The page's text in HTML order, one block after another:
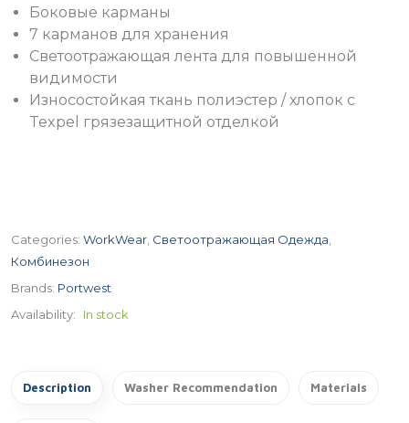
Боковые карманы
7 карманов для хранения
Светоотражающая лента для повышенной
видимости
Износостойкая ткань полиэстер / хлопок с
Texpel грязезащитной отделкой
Categories: WorkWear Светоотражающая Одежда
Комбинезон
Brands: Portwest
Availability:
In stock
Description Washer Recommendation Materials